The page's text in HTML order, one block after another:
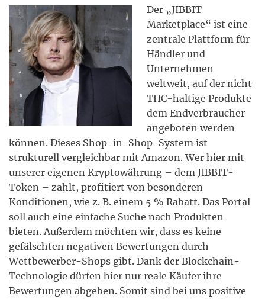
Der „JIBBIT
Marketplace“ ist eine
zentrale Plattform für
Händler und
Unternehmen
weltweit, auf der nicht
THC-haltige Produkte
dem Endverbraucher
angeboten werden
können. Dieses Shop-in-Shop-System ist
strukturell vergleichbar mit Amazon. Wer hier mit
unserer eigenen Kryptowährung – dem JIBBIT-
Token – zahlt, profitiert von besonderen
Konditionen, wie z. B. einem 5 % Rabatt. Das Portal
soll auch eine einfache Suche nach Produkten
bieten. Außerdem möchten wir, dass es keine
gefälschten negativen Bewertungen durch
Wettbewerber-Shops gibt. Dank der Blockchain-
Technologie dürfen hier nur reale Käufer ihre
Bewertungen abgeben. Somit sind bei uns positive